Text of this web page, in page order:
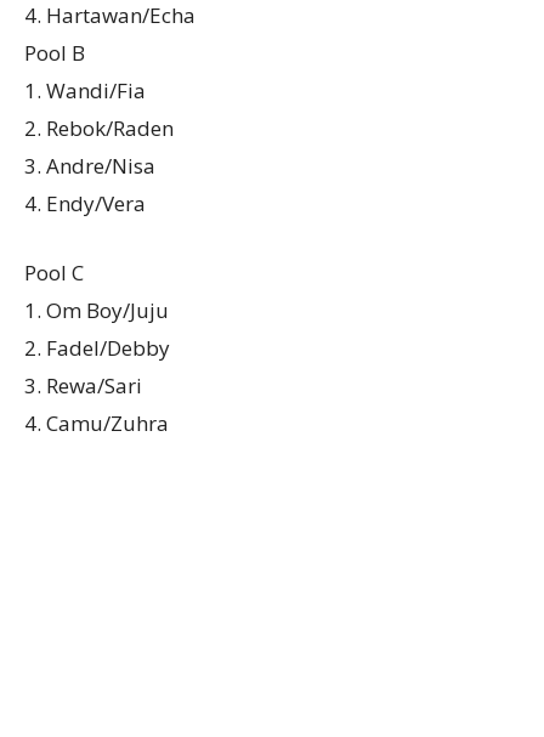
4. Hartawan/Echa
Pool B
1. Wandi/Fia
2. Rebok/Raden
3. Andre/Nisa
4. Endy/Vera
Pool C
1. Om Boy/Juju
2. Fadel/Debby
3. Rewa/Sari
4. Camu/Zuhra